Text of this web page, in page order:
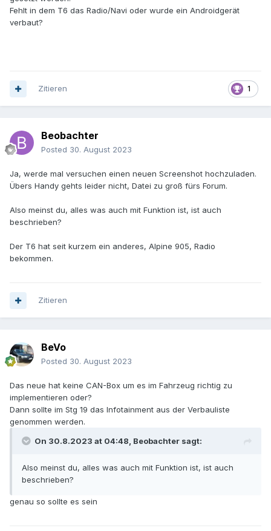
Fehlt in dem T6 das Radio/Navi oder wurde ein Androidgerät
verbaut?
1
Zitieren
Beobachter
Posted 30. August 2023
Ja, werde mal versuchen einen neuen Screenshot hochzuladen.
Übers Handy gehts leider nicht, Datei zu groß fürs Forum.
Also meinst du, alles was auch mit Funktion ist, ist auch
beschrieben?
Der T6 hat seit kurzem ein anderes, Alpine 905, Radio
bekommen.
Zitieren
BeVo
Posted 30. August 2023
Das neue hat keine CAN-Box um es im Fahrzeug richtig zu
implementieren oder?
Dann sollte im Stg 19 das Infotainment aus der Verbauliste
genommen werden.
On 30.8.2023 at 04:48, Beobachter sagt:
Also meinst du, alles was auch mit Funktion ist, ist auch
beschrieben?
genau so sollte es sein